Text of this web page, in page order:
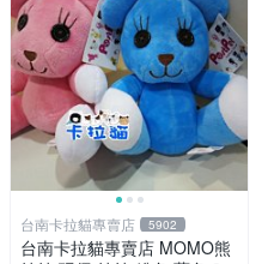
台南卡拉貓專賣店 5902
台南卡拉貓專賣店 MOMO熊